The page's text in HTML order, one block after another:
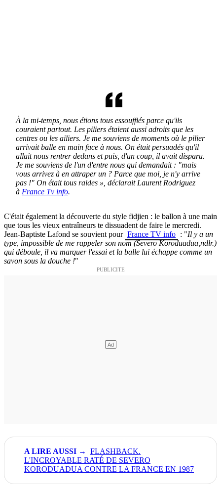
À la mi-temps, nous étions tous essoufflés parce qu'ils
couraient partout. Les piliers étaient aussi adroits que les
centres ou les ailiers. Je me souviens de moments où le pilier
arrivait balle en main face à nous. On était persuadés qu'il
allait nous rentrer dedans et puis, d'un coup, il avait disparu.
Je me souviens de l'un d'entre nous qui demandait : "mais
vous arrivez à en attraper un ? Parce que moi, je n'y arrive
pas !" On était tous raides », déclarait Laurent Rodriguez
à France Tv info.
C'était également la découverte du style fidjien : le ballon à une main
que tous les vieux entraîneurs te dissuadent de faire le mercredi.
Jean-Baptiste Lafond se souvient pour France TV info : "Il y a un
type, impossible de me rappeler son nom (Severo Koroduadua,ndlr.)
qui déboule, il va marquer l'essai et la balle lui échappe comme un
savon sous la douche !"
FLASHBACK.
L'INCROYABLE RATÉ DE SEVERO
KORODUADUA CONTRE LA FRANCE EN 1987